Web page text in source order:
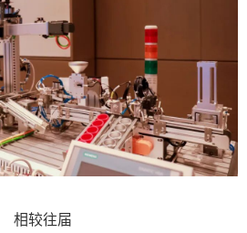
相较往届